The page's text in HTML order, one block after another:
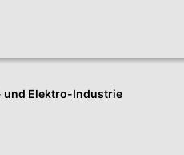
und Elektro-Industrie